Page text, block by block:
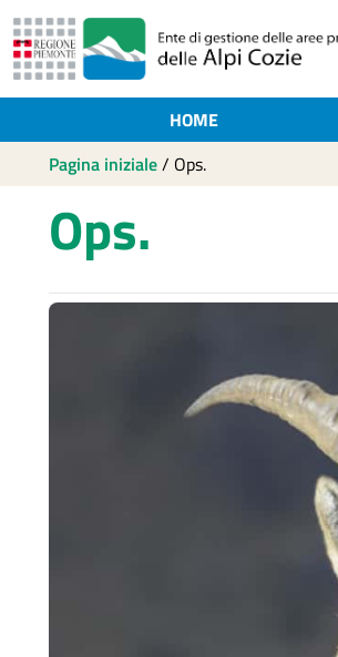
HOME
Pagina iniziale/ Ops.
Ops.